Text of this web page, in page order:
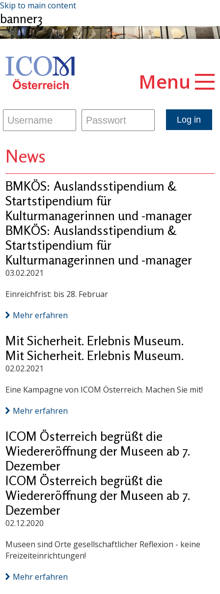
Skip to main content
banner3
Menu
News
BMKÖS: Auslandsstipendium &
Startstipendium für
Kulturmanagerinnen und -manager
BMKÖS: Auslandsstipendium &
Startstipendium für
Kulturmanagerinnen und -manager
03.02.2021
Einreichfrist: bis 28. Februar
Mehr erfahren
Mit Sicherheit. Erlebnis Museum.
Mit Sicherheit. Erlebnis Museum.
02.02.2021
Eine Kampagne von ICOM Österreich. Machen Sie mit!
Mehr erfahren
ICOM Österreich begrüßt die
Wiedereröffnung der Museen ab 7.
Dezember
ICOM Österreich begrüßt die
Wiedereröffnung der Museen ab 7.
Dezember
02.12.2020
Museen sind Orte gesellschaftlicher Reflexion - keine
Freizeiteinrichtungen!
Mehr erfahren